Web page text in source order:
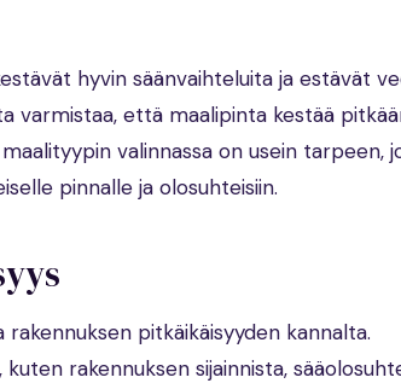
hyvin säänvaihteluita ja estävät
varmistaa, että maalipinta kestää
valinnassa on usein tarpeen,
pinnalle ja olosuhteisiin.
pitkäikäisyyden kannalta.
rakennuksen sijainnista,